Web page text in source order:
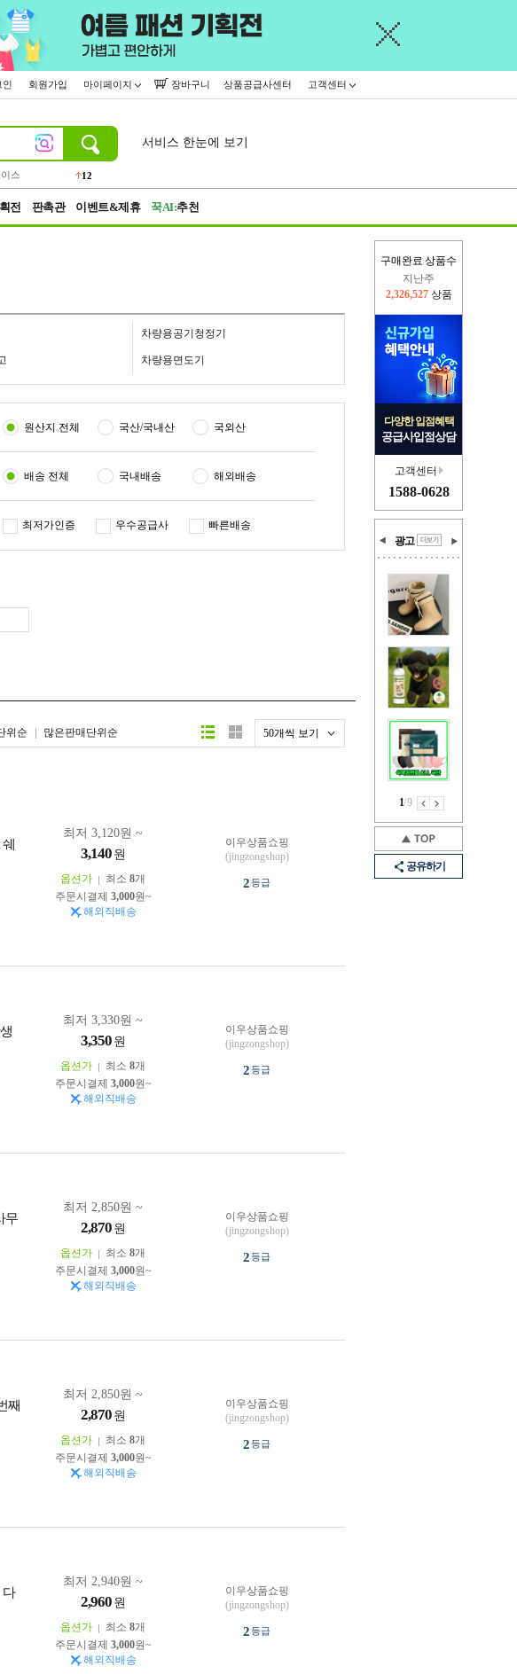
인 회원가입 마이페이지 장바구니 상품공급사센터 고객센터
스
12
서비스 한눈에 보기
전 판촉관 이벤트&제휴 꾹AI:추천
구매완료 상품수
이번주
2,228,440 상품
다양한 입점혜택
공급사입점상담
고객센터
1588-0628
광고
1/9
공유하기
차량용공기청정기
차량용면도기
원산지 전체 국산/국내산 국외산
배송 전체 국내배송 해외배송
최저가인증 우수공급사 빠른배송
위순 많은판매단위순 50개씩 보기
최저 3,120원 ~
3,140 원
옵션가 최소 8개
주문시결제 3,000원~
해외직배송
이우상품쇼핑
(jingzongshop)
2등급
최저 3,330원 ~
3,350 원
옵션가 최소 8개
주문시결제 3,000원~
해외직배송
이우상품쇼핑
(jingzongshop)
2등급
무
최저 2,850원 ~
2,870 원
옵션가 최소 8개
주문시결제 3,000원~
해외직배송
이우상품쇼핑
(jingzongshop)
2등급
째
최저 2,850원 ~
2,870 원
옵션가 최소 8개
주문시결제 3,000원~
해외직배송
이우상품쇼핑
(jingzongshop)
2등급
다
최저 2,940원 ~
2,960 원
옵션가 최소 8개
주문시결제 3,000원~
해외직배송
이우상품쇼핑
(jingzongshop)
2등급